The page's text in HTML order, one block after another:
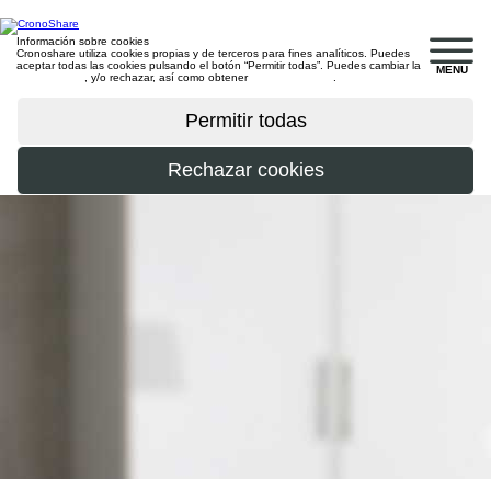
MENU
Información sobre cookies
Cronoshare utiliza cookies propias y de terceros para fines analíticos. Puedes
aceptar todas las cookies pulsando el botón “Permitir todas”. Puedes cambiar la
, y/o rechazar, así como obtener